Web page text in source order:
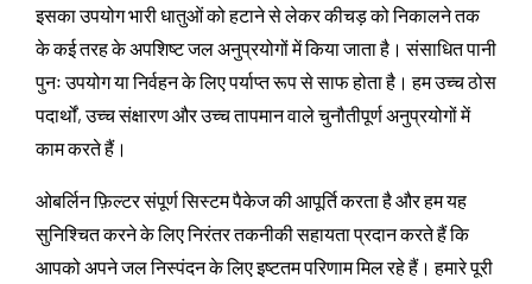
इसका उपयोग भारी धातुओं को हटाने से लेकर कीचड़ को निकालने तक
के कई तरह के अपशिष्ट जल अनुप्रयोगों में किया जाता है। संसाधित पानी
पुनः उपयोग या निर्वहन के लिए पर्याप्त रूप से साफ होता है। हम उच्च ठोस
पदार्थों, उच्च संक्षारण और उच्च तापमान वाले चुनौतीपूर्ण अनुप्रयोगों में
काम करते हैं।
ओबर्लिन फ़िल्टर संपूर्ण सिस्टम पैकेज की आपूर्ति करता है और हम यह
सुनिश्चित करने के लिए निरंतर तकनीकी सहायता प्रदान करते हैं कि
आपको अपने जल निस्पंदन के लिए इष्टतम परिणाम मिल रहे हैं। हमारे पूरी